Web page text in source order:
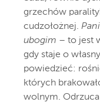
grzechów
cudzołożnej.
ubogim – to jest
gdy staje o
powiedzieć:
których
wolnym.